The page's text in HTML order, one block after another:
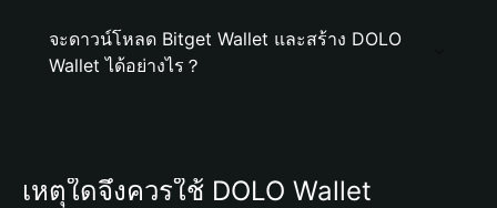
จะดาวน์โหลด Bitget Wallet และสร้าง DOLO
Wallet ได้อย่างไร？
เหตุใดจึงควรใช้ DOLO Wallet